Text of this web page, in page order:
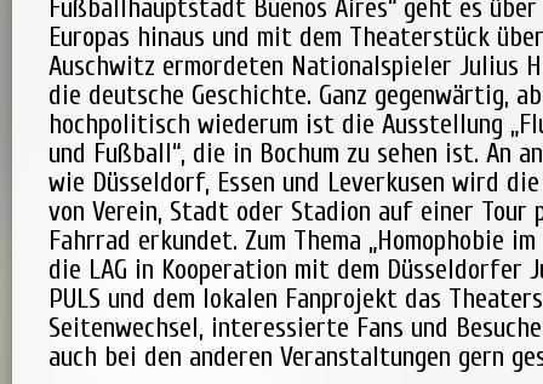
Fußballhauptstadt Buenos Aires“ geht es über
Europas hinaus und mit dem Theaterstück
Auschwitz ermordeten Nationalspieler Julius
die deutsche Geschichte. Ganz gegenwärtig,
hochpolitisch wiederum ist die Ausstellung
und Fußball“, die in Bochum zu sehen ist. An
wie Düsseldorf, Essen und Leverkusen wird
von Verein, Stadt oder Stadion auf einer Tour
Fahrrad erkundet. Zum Thema „Homophobie
die LAG in Kooperation mit dem Düsseldorfer
PULS und dem lokalen Fanprojekt das
Seitenwechsel, interessierte Fans und
auch bei den anderen Veranstaltungen gern